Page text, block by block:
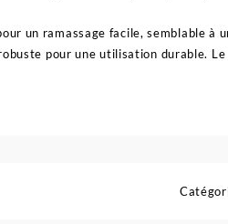
un ramassage facile, semblable à
pour une utilisation durable.